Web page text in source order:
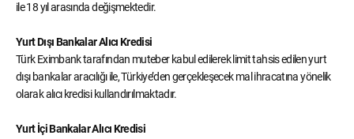
ile 18 yıl arasında değişmektedir.
Yurt Dışı Bankalar Alıcı Kredisi
Türk Eximbank tarafından muteber kabul edilerek limit tahsis edilen yurt
dışı bankalar aracılığı ile, Türkiye’den gerçekleşecek mal ihracatına yönelik
olarak alıcı kredisi kullandırılmaktadır.
Yurt İçi Bankalar Alıcı Kredisi